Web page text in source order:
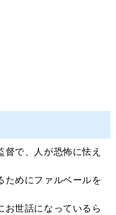
で、人が恐怖に怯え
ためにファルベールを
お世話になっているら